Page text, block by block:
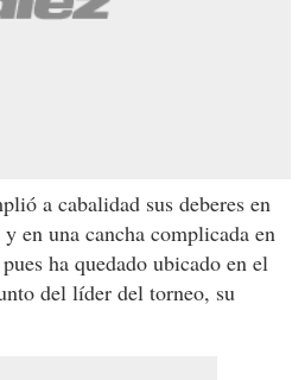
a cabalidad sus deberes en
en una cancha complicada en
ha quedado ubicado en el
del líder del torneo, su